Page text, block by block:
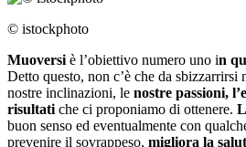
© istockphoto
Muoversi è l’obiettivo numero uno in
Detto questo, non c’è che da sbizzarrirsi
nostre inclinazioni, le nostre passioni,
risultati che ci proponiamo di ottenere.
buon senso ed eventualmente con
prevenire il sovrappeso, migliora la